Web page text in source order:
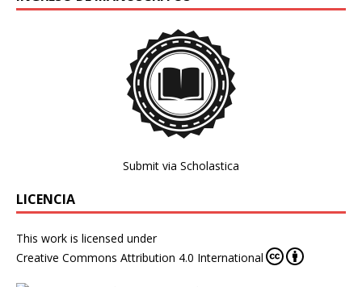
Submit via Scholastica
LICENCIA
This work is licensed under
Creative Commons Attribution 4.0 International